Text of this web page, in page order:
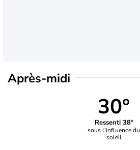
Après-midi
30°
Ressenti 38°
sous l’influence du
soleil